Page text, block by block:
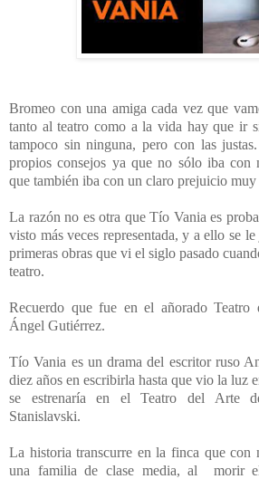
Bromeo con una amiga cada vez que
tanto al teatro como a la vida hay que ir
tampoco sin ninguna, pero con las
propios consejos ya que no sólo iba con
que también iba con un claro prejuicio
La razón no es otra que Tío Vania es
visto más veces representada, y a ello se
primeras obras que vi el siglo pasado
teatro.
Recuerdo que fue en el añorado Teatro
Ángel Gutiérrez.
Tío Vania es un drama del escritor ruso
diez años en escribirla hasta que vio la luz
se estrenaría en el Teatro del Arte
Stanislavski.
La historia transcurre en la finca que con
una familia de clase media, al morir